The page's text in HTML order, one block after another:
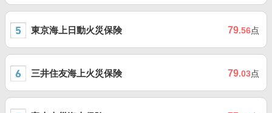
東京海上日動火災保険 79.56点
三井住友海上火災保険 79.03点